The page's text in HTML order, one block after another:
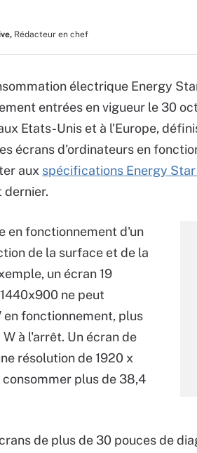
Rédacteur en chef
électrique Energy
entrées en vigueur le 30
Etats-Unis et à l'Europe,
écrans d'ordinateurs en
aux spécifications Energy
dernier.
en fonctionnement d'un
de la surface et de la
un écran 19
ne peut
fonctionnement, plus
à l'arrêt. Un écran de
résolution de 1920 x
plus de 38,4
de plus de 30 pouces de